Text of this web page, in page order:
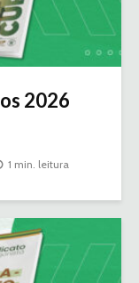
2026
1 min. leitura